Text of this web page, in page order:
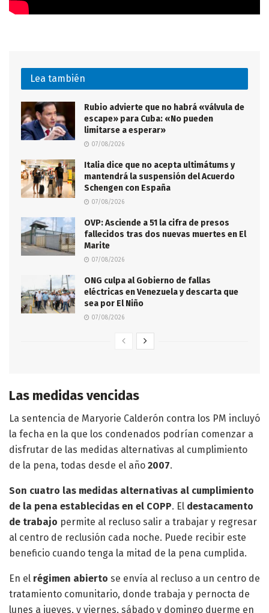
Lea también
Rubio advierte que no habrá «válvula de
escape» para Cuba: «No pueden
limitarse a esperar»
07/08/2026
Italia dice que no acepta ultimátums y
mantendrá la suspensión del Acuerdo
Schengen con España
07/08/2026
OVP: Asciende a 51 la cifra de presos
fallecidos tras dos nuevas muertes en El
Marite
07/08/2026
ONG culpa al Gobierno de fallas
eléctricas en Venezuela y descarta que
sea por El Niño
07/08/2026
Las medidas vencidas
La sentencia de Maryorie Calderón contra los PM incluyó
la fecha en la que los condenados podrían comenzar a
disfrutar de las medidas alternativas al cumplimiento
de la pena, todas desde el año 2007.
Son cuatro las medidas alternativas al cumplimiento
de la pena establecidas en el COPP. El destacamento
de trabajo permite al recluso salir a trabajar y regresar
al centro de reclusión cada noche. Puede recibir este
beneficio cuando tenga la mitad de la pena cumplida.
En el régimen abierto se envía al recluso a un centro de
tratamiento comunitario, donde trabaja y pernocta de
lunes a jueves, y viernes, sábado y domingo duerme en